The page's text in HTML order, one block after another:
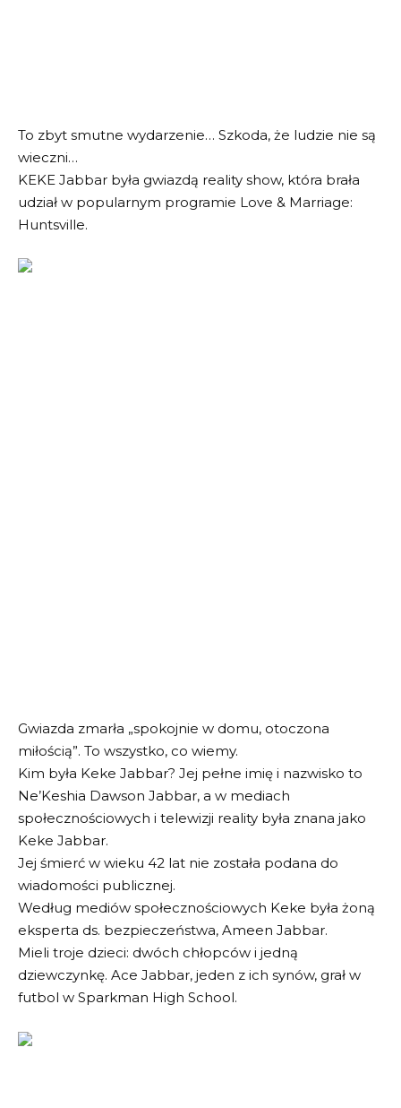
To zbyt smutne wydarzenie… Szkoda, że ludzie nie są
wieczni…
KEKE Jabbar była gwiazdą reality show, która brała
udział w popularnym programie Love & Marriage:
Huntsville.
Gwiazda zmarła „spokojnie w domu, otoczona
miłością”. To wszystko, co wiemy.
Kim była Keke Jabbar? Jej pełne imię i nazwisko to
Ne’Keshia Dawson Jabbar, a w mediach
społecznościowych i telewizji reality była znana jako
Keke Jabbar.
Jej śmierć w wieku 42 lat nie została podana do
wiadomości publicznej.
Według mediów społecznościowych Keke była żoną
eksperta ds. bezpieczeństwa, Ameen Jabbar.
Mieli troje dzieci: dwóch chłopców i jedną
dziewczynkę. Ace Jabbar, jeden z ich synów, grał w
futbol w Sparkman High School.